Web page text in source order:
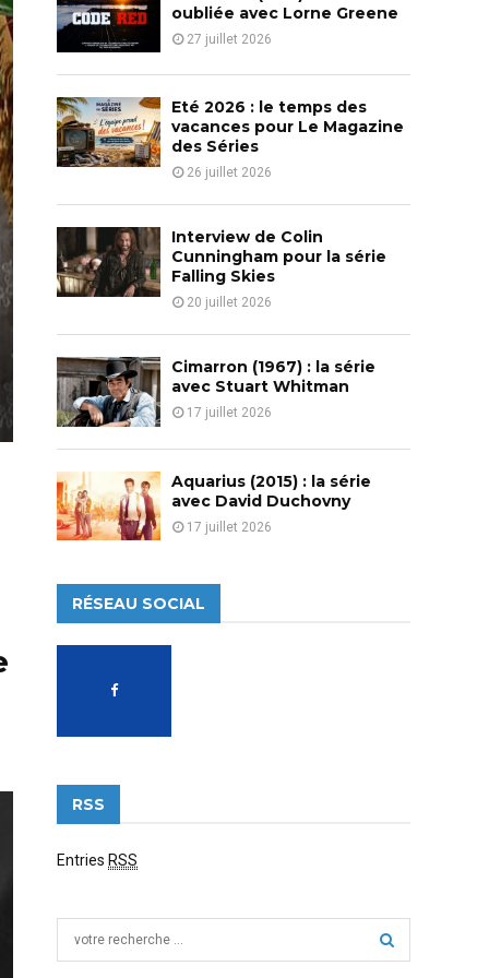
o
r
:
C
H
oubliée avec Lorne Greene
27 juillet 2026
Eté 2026 : le temps des
vacances pour Le Magazine
des Séries
26 juillet 2026
Interview de Colin
Cunningham pour la série
Falling Skies
20 juillet 2026
Cimarron (1967) : la série
avec Stuart Whitman
17 juillet 2026
Aquarius (2015) : la série
avec David Duchovny
17 juillet 2026
RÉSEAU SOCIAL
RSS
Entries RSS